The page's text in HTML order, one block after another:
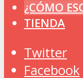
¿CÓMO
TIENDA
Twitter
Facebook